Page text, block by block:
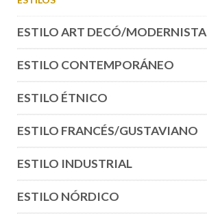
ESTILO ART DECÓ/MODERNISTA
ESTILO CONTEMPORÁNEO
ESTILO ÉTNICO
ESTILO FRANCÉS/GUSTAVIANO
ESTILO INDUSTRIAL
ESTILO NÓRDICO